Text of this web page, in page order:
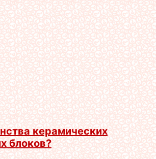
керамических
блоков?